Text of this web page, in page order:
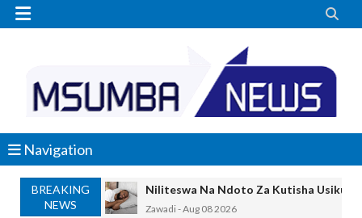
 
Navigation
BREAKING
NEWS
Niliteswa Na Ndoto Za Kutisha Usiku,
Zawadi -Aug 08 2026